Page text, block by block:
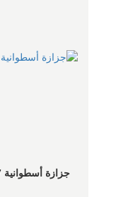
جزازة أسطوانية 17 بوصة